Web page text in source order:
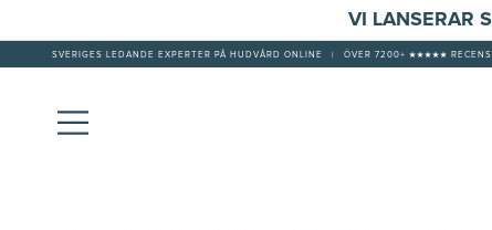
VI LANSERAR
SVERIGES LEDANDE EXPERTER PÅ HUDVÅRD ONLINE ÖVER 7200+ ★★★★★